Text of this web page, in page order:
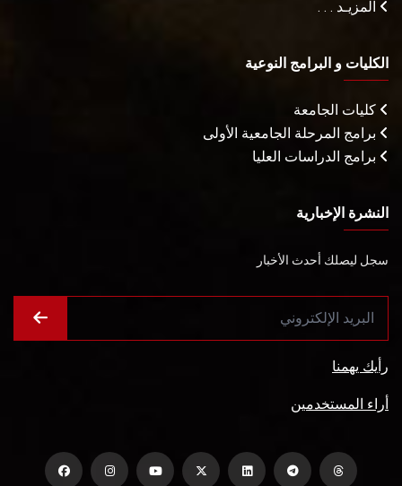
المزيـد . . .
الكليات و البرامج النوعية
كليات الجامعة
برامج المرحلة الجامعية الأولى
برامج الدراسات العليا
النشرة الإخبارية
سجل ليصلك أحدث الأخبار
رأيك يهمنا
أراء المستخدمين